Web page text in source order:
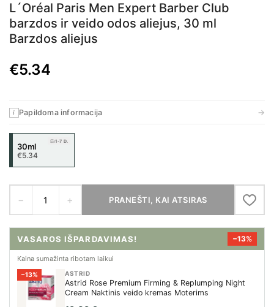
L´Oréal Paris Men Expert Barber Club
barzdos ir veido odos aliejus, 30 ml
Barzdos aliejus
€5.34
i Papildoma informacija →
30ml
€5.34
1-7 D.
− + PRANEŠTI, KAI ATSIRAS
VASAROS IŠPARDAVIMAS! −12%
Kaina sumažinta ribotam laikui
−12% NEEDLY
NEEDLY Cicachid Relief Cream Raminamasis kremas
su Cantella, 48 ml